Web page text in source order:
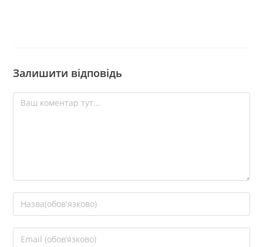
Залишити відповідь